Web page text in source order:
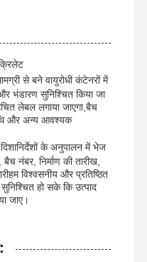
से बने वायुरोधी कंटेनरों में
भंडारण सुनिश्चित किया जा
लेबल लगाया जाएगा,बैच
और अन्य आवश्यक
के अनुपालन में भेज
नंबर, निर्माण की तारीख,
विश्वसनीय और प्रतिष्ठित
हो सके कि उत्पाद
जाए।